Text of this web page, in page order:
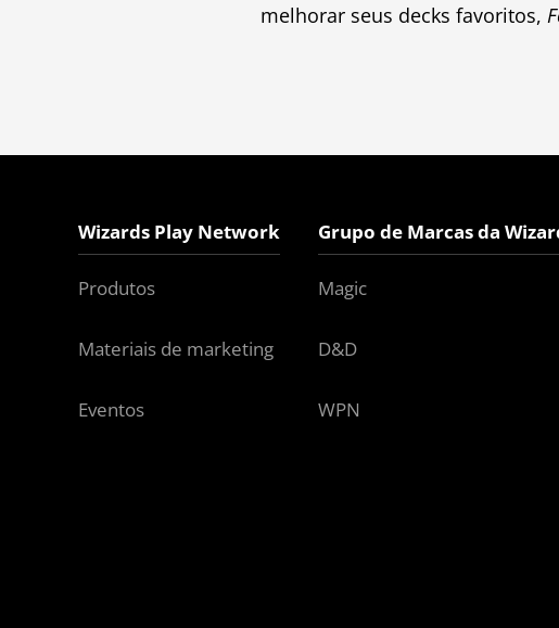
melhorar seus decks favoritos,
Wizards Play Network
Produtos
Materiais de marketing
Eventos
Grupo de Marcas da
Magic
D&D
WPN